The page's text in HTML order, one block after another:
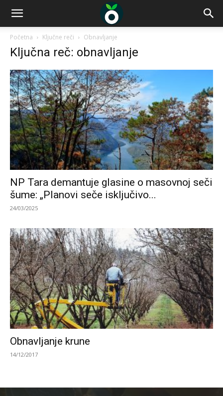
Početna Ključne reči Obnavljanje
Ključna reč: obnavljanje
NP Tara demantuje glasine o masovnoj seči
šume: „Planovi seče isključivo...
24/03/2025
Obnavljanje krune
14/12/2017